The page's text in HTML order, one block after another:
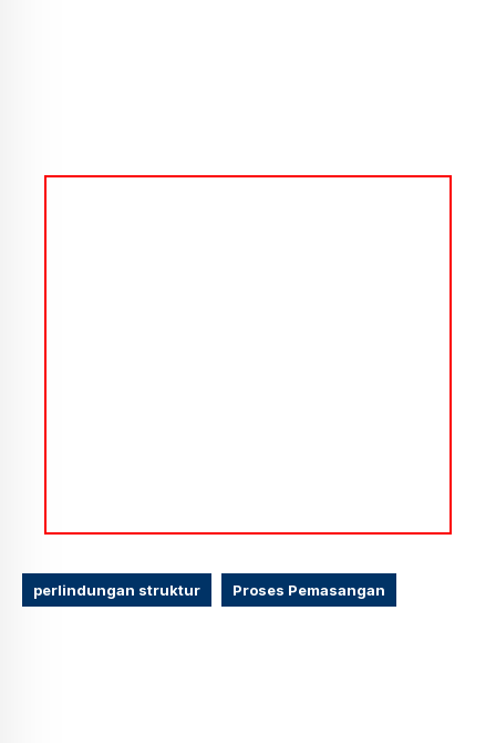
perlindungan struktur Proses Pemasangan